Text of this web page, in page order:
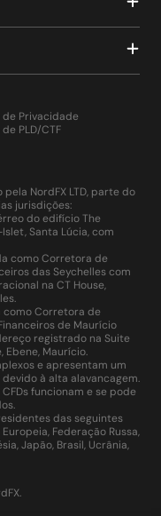
de Privacidade
PLD/CTF
NordFX LTD, parte do
jurisdições:
do edifício The
Santa Lúcia, com
como Corretora de
das Seychelles com
na CT House,
como Corretora de
de Maurício
registrado na Suite
Ebene, Maurício.
e apresentam um
à alta alavancagem.
funcionam e se pode
das seguintes
Federação Russa,
Japão, Brasil, Ucrânia,